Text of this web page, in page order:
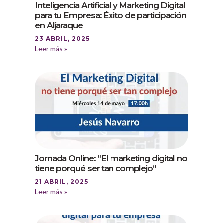
Inteligencia Artificial y Marketing Digital
para tu Empresa: Éxito de participación
en Aljaraque
23 ABRIL, 2025
Leer más »
Jornada Online: “El marketing digital no
tiene porqué ser tan complejo”
21 ABRIL, 2025
Leer más »